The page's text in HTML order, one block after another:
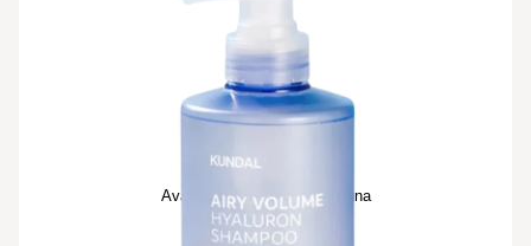
Avaa tuotekuva suurennettuna